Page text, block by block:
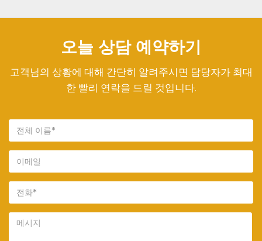
오늘 상담 예약하기
고객님의 상황에 대해 간단히 알려주시면 담당자가 최대
한 빨리 연락을 드릴 것입니다.